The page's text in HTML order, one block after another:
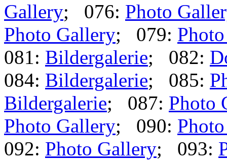
Gallery; 076: Photo
Photo Gallery; 079:
081: Bildergalerie; 082:
084: Bildergalerie; 085:
Bildergalerie; 087: Photo
Photo Gallery; 090:
092: Photo Gallery; 093: